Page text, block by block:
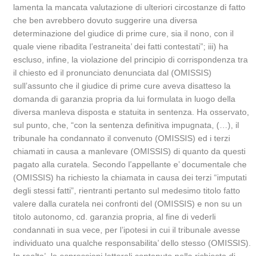
lamenta la mancata valutazione di ulteriori circostanze di fatto
che ben avrebbero dovuto suggerire una diversa
determinazione del giudice di prime cure, sia il nono, con il
quale viene ribadita l’estraneita’ dei fatti contestati”; iii) ha
escluso, infine, la violazione del principio di corrispondenza tra
il chiesto ed il pronunciato denunciata dal (OMISSIS)
sull’assunto che il giudice di prime cure aveva disatteso la
domanda di garanzia propria da lui formulata in luogo della
diversa manleva disposta e statuita in sentenza. Ha osservato,
sul punto, che, “con la sentenza definitiva impugnata, (…), il
tribunale ha condannato il convenuto (OMISSIS) ed i terzi
chiamati in causa a manlevare (OMISSIS) di quanto da questi
pagato alla curatela. Secondo l’appellante e’ documentale che
(OMISSIS) ha richiesto la chiamata in causa dei terzi “imputati
degli stessi fatti”, rientranti pertanto sul medesimo titolo fatto
valere dalla curatela nei confronti del (OMISSIS) e non su un
titolo autonomo, cd. garanzia propria, al fine di vederli
condannati in sua vece, per l’ipotesi in cui il tribunale avesse
individuato una qualche responsabilita’ dello stesso (OMISSIS).